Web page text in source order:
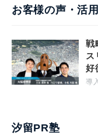
お客様の声・活
戦
ス
好
導
汐留PR塾